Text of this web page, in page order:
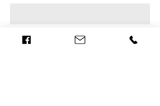
שם מלא